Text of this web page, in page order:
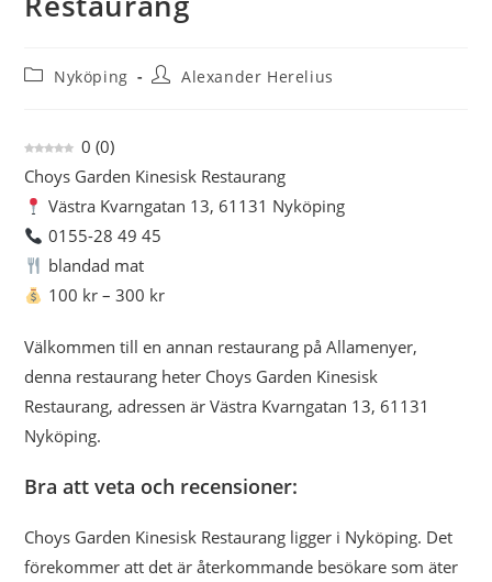
Inläggskategori:
Nyköping Inläggsförfattare:
Alexander Herelius
0 (0)
Choys Garden Kinesisk Restaurang
Västra Kvarngatan 13, 61131 Nyköping
0155-28 49 45
blandad mat
100 kr – 300 kr
Välkommen till en annan restaurang på Allamenyer,
denna restaurang heter Choys Garden Kinesisk
Restaurang, adressen är Västra Kvarngatan 13, 61131
Nyköping.
Bra att veta och recensioner:
Choys Garden Kinesisk Restaurang ligger i Nyköping. Det
förekommer att det är återkommande besökare som äter